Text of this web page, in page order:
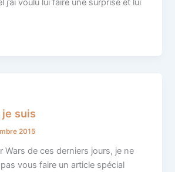
j’ai voulu lui faire une surprise et lui
je suis
2015
Wars de ces derniers jours, je ne
vous faire un article spécial